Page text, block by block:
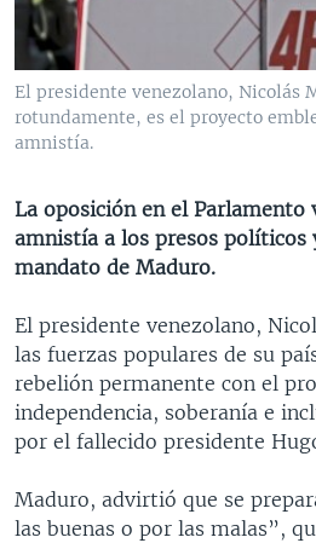
VENEZUELA
BRASIL
NICARAGUA
ECONOMÍA
ENTRETENIMIENTO Y CULTURA
TECNOLOGÍA
DEPORTES
CIENCIA Y SALUD
MULTIMEDIA
VIDEOS
FOTOGRAFÍA
AUDIOS
PROGRAMAS TV
EL MUNDO AL DÍA
FORO INTERAMERICANO
VISIÓN 360
LAS CLAVES
RADIO
AVANCE INFORMATIVO
AUDIONOTICIAS
BUENOS DÍAS AMÉRICA
EL MUNDO AL DÍA [RADIO]
FORO [RADIO]
DEPORTIVO INTERNACIONAL
NOTA ECONÓMICA
ENTRETENIMIENTO
DIRECT
DOCUMENTALES DE LA VOA
Learning English
SÍGANOS
Idiomas
El presidente venezolano, Nicolás
rotundamente, es el proyecto
amnistía.
La oposición en el Parlamento
amnistía a los presos políticos
mandato de Maduro.
El presidente venezolano,
las fuerzas populares de su
rebelión permanente con el
independencia, soberanía e
por el fallecido presidente
Maduro, advirtió que se
las buenas o por las malas”,